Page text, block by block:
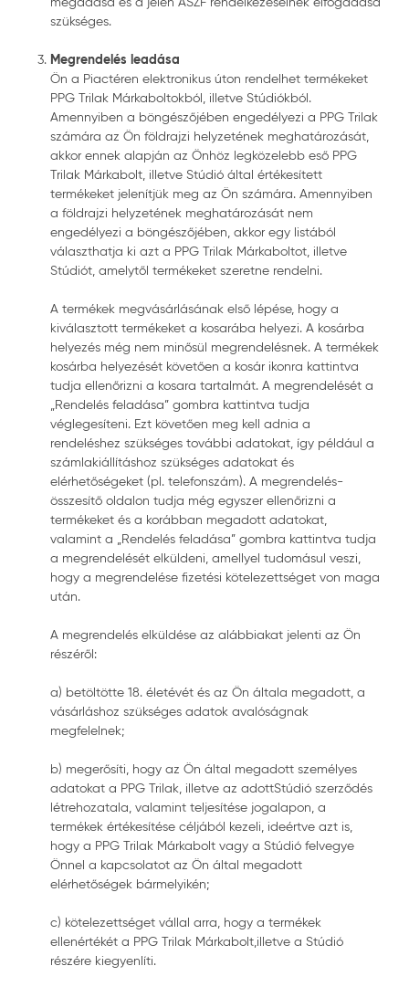
szükséges.
Megrendelés leadása
Ön a Piactéren elektronikus úton rendelhet termékeket
PPG Trilak Márkaboltokból, illetve Stúdiókból.
Amennyiben a böngészőjében engedélyezi a PPG Trilak
számára az Ön földrajzi helyzetének meghatározását,
akkor ennek alapján az Önhöz legközelebb eső PPG
Trilak Márkabolt, illetve Stúdió által értékesített
termékeket jelenítjük meg az Ön számára. Amennyiben
a földrajzi helyzetének meghatározását nem
engedélyezi a böngészőjében, akkor egy listából
választhatja ki azt a PPG Trilak Márkaboltot, illetve
Stúdiót, amelytől termékeket szeretne rendelni.
A termékek megvásárlásának első lépése, hogy a
kiválasztott termékeket a kosarába helyezi. A kosárba
helyezés még nem minősül megrendelésnek. A termékek
kosárba helyezését követően a kosár ikonra kattintva
tudja ellenőrizni a kosara tartalmát. A megrendelését a
„Rendelés feladása” gombra kattintva tudja
véglegesíteni. Ezt követően meg kell adnia a
rendeléshez szükséges további adatokat, így például a
számlakiállításhoz szükséges adatokat és
elérhetőségeket (pl. telefonszám). A megrendelés-
összesítő oldalon tudja még egyszer ellenőrizni a
termékeket és a korábban megadott adatokat,
valamint a „Rendelés feladása” gombra kattintva tudja
a megrendelését elküldeni, amellyel tudomásul veszi,
hogy a megrendelése fizetési kötelezettséget von maga
után.
A megrendelés elküldése az alábbiakat jelenti az Ön
részéről:
a) betöltötte 18. életévét és az Ön általa megadott, a
vásárláshoz szükséges adatok avalóságnak
megfelelnek;
b) megerősíti, hogy az Ön által megadott személyes
adatokat a PPG Trilak, illetve az adottStúdió szerződés
létrehozatala, valamint teljesítése jogalapon, a
termékek értékesítése céljából kezeli, ideértve azt is,
hogy a PPG Trilak Márkabolt vagy a Stúdió felvegye
Önnel a kapcsolatot az Ön által megadott
elérhetőségek bármelyikén;
c) kötelezettséget vállal arra, hogy a termékek
ellenértékét a PPG Trilak Márkabolt,illetve a Stúdió
részére kiegyenlíti.